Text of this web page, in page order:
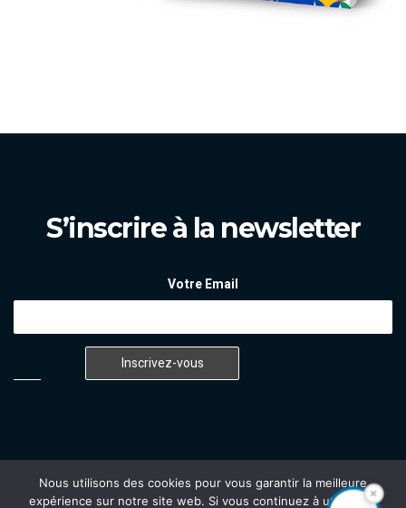
×
S’inscrire à la newsletter
Votre Email
Nous utilisons des cookies pour vous garantir la meilleure
expérience sur notre site web. Si vous continuez à utiliser ce